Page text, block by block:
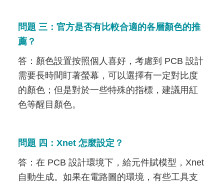
問題 三：官方是否有比較合適的各層顏色的推
薦？
答：顏色設置按照個人喜好，考慮到 PCB 設計
需要長時間盯著螢幕，可以選擇有一定對比度
的顏色；但是對於一些特殊的指標，建議用紅
色等醒目顏色。
問題 四：Xnet 怎麼設定？
答：在 PCB 設計環境下，給元件賦模型，Xnet
自動生成。如果在電路圖的環境，有些工具支